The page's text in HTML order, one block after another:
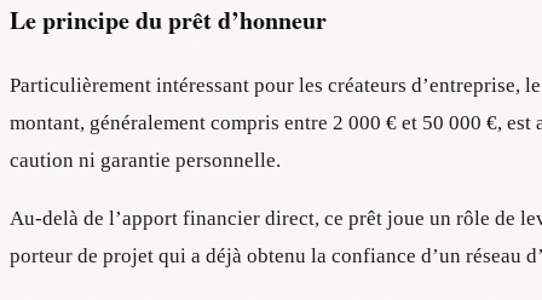
Le principe du prêt d’honneur
Particulièrement intéressant pour les créateurs d’entreprise,
montant, généralement compris entre 2 000 € et 50 000 €,
caution ni garantie personnelle.
Au-delà de l’apport financier direct, ce prêt joue un rôle de
porteur de projet qui a déjà obtenu la confiance d’un réseau